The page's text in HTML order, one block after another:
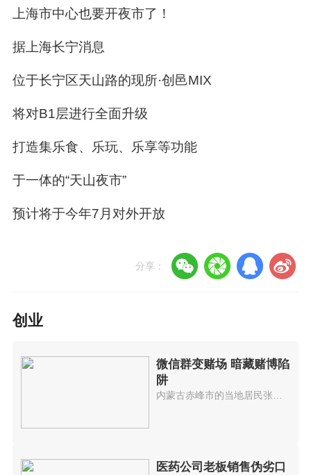
上海市中心也要开夜市了！
据上海长宁消息
位于长宁区天山路的现所·创邑MIX
将对B1层进行全面升级
打造集乐食、乐玩、乐享等功能
于一体的“天山夜市”
预计将于今年7月对外开放
分享：
创业
微信群变赌场 暗藏赌博陷
阱
医药公司老板销售伪劣口